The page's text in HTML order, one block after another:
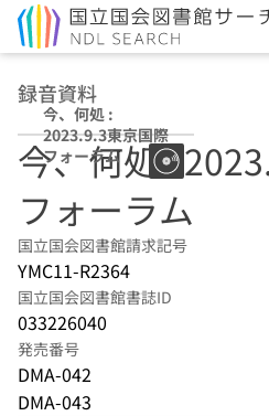
録音資料
今、何処 :
2023.9.3東京国際
フォーラム
今、何処 :
フォーラム
国立国会図書館請求記号
YMC11-R2364
国立国会図書館書誌ID
033226040
発売番号
DMA-042
DMA-043